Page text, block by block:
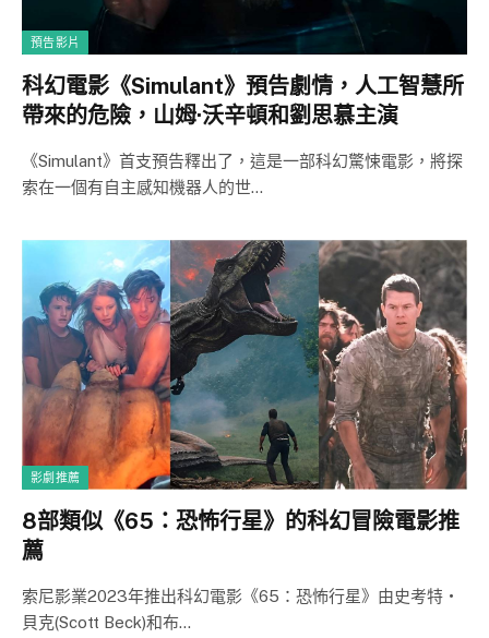
預告影片
科幻電影《Simulant》預告劇情，人工智慧所
帶來的危險，山姆·沃辛頓和劉思慕主演
《Simulant》首支預告釋出了，這是一部科幻驚悚電影，將探
索在一個有自主感知機器人的世…
影劇推薦
8部類似《65：恐怖行星》的科幻冒險電影推
薦
索尼影業2023年推出科幻電影《65：恐怖行星》由史考特・
貝克(Scott Beck)和布…